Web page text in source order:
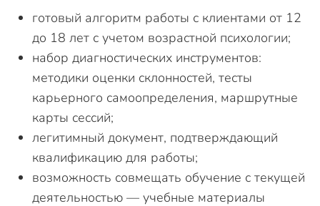
готовый алгоритм работы с клиентами от 12
до 18 лет с учетом возрастной психологии;
набор диагностических инструментов:
методики оценки склонностей, тесты
карьерного самоопределения, маршрутные
карты сессий;
легитимный документ, подтверждающий
квалификацию для работы;
возможность совмещать обучение с текущей
деятельностью — учебные материалы